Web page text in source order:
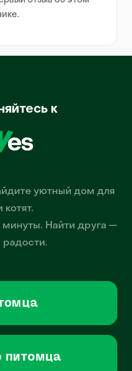
к
уютный дом для
котят.
минуты. Найти друга —
радости.
питомца